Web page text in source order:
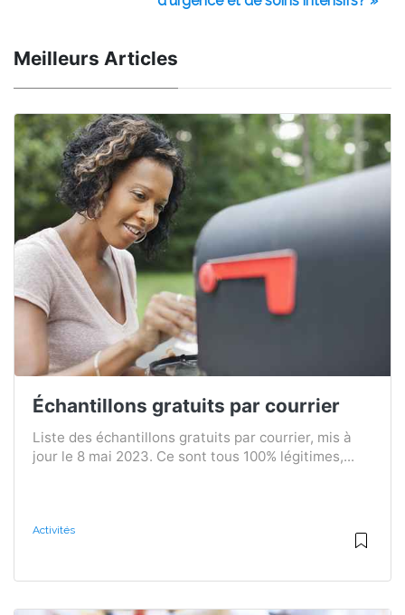
Meilleurs Articles
Échantillons gratuits par courrier
Liste des échantillons gratuits par courrier, mis à
jour le 8 mai 2023. Ce sont tous 100% légitimes,...
Activités